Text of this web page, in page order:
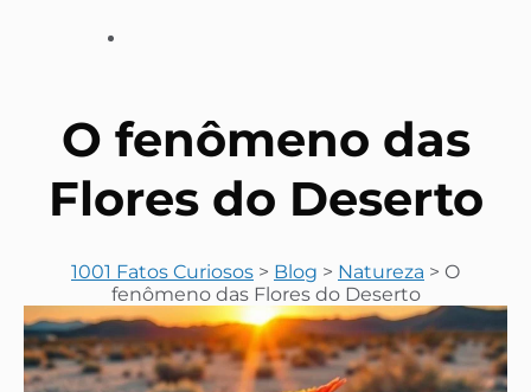
O fenômeno das
Flores do Deserto
1001 Fatos Curiosos > Blog > Natureza > O
fenômeno das Flores do Deserto